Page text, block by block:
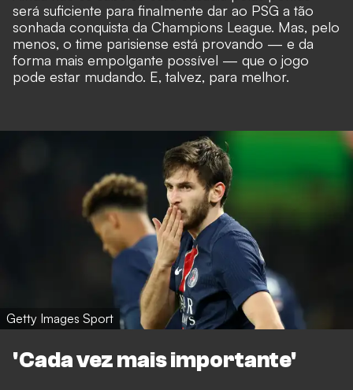
será suficiente para finalmente dar ao PSG a tão
sonhada conquista da Champions League. Mas, pelo
menos, o time parisiense está provando — e da
forma mais empolgante possível — que o jogo
pode estar mudando. E, talvez, para melhor.
Getty Images Sport
'Cada vez mais importante'